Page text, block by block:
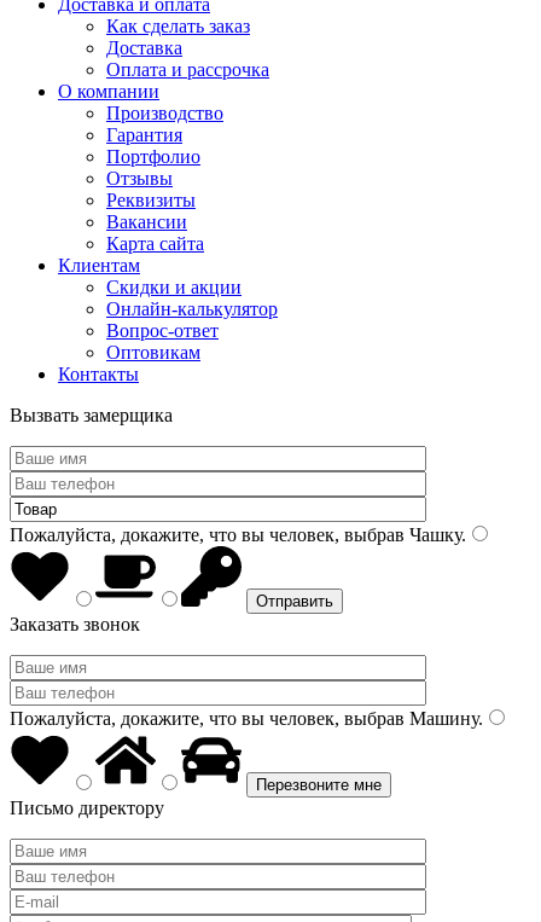
Доставка и оплата
Как сделать заказ
Доставка
Оплата и рассрочка
О компании
Производство
Гарантия
Портфолио
Отзывы
Реквизиты
Вакансии
Карта сайта
Клиентам
Скидки и акции
Онлайн-калькулятор
Вопрос-ответ
Оптовикам
Контакты
Вызвать замерщика
Пожалуйста, докажите, что вы человек, выбрав Чашку.
Заказать звонок
Пожалуйста, докажите, что вы человек, выбрав Машину.
Письмо директору